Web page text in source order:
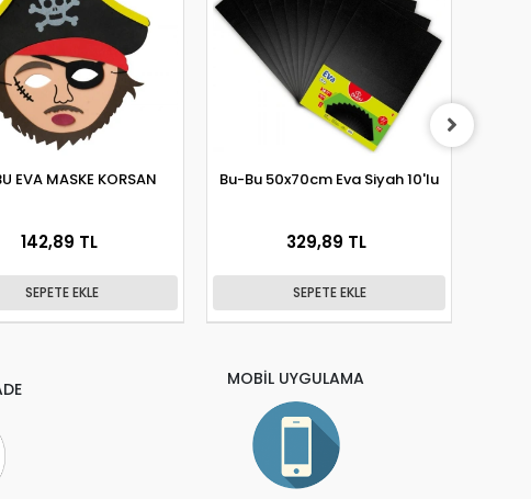
EVA MASKE KORSAN
142,89 TL
SEPETE EKLE
Bu-Bu 50x70cm Eva Siyah 10'lu
329,89 TL
SEPETE EKLE
MOBİL UYGULAMA